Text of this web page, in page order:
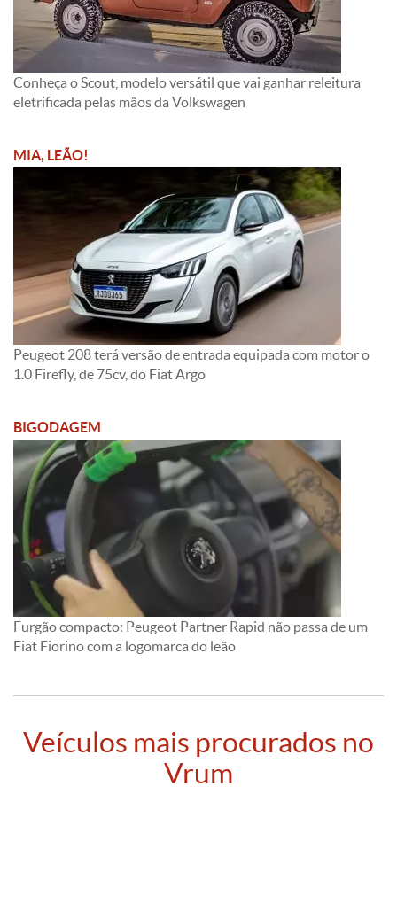
Conheça o Scout, modelo versátil que vai ganhar releitura
eletrificada pelas mãos da Volkswagen
MIA, LEÃO!
Peugeot 208 terá versão de entrada equipada com motor o
1.0 Firefly, de 75cv, do Fiat Argo
BIGODAGEM
Furgão compacto: Peugeot Partner Rapid não passa de um
Fiat Fiorino com a logomarca do leão
Veículos mais procurados no
Vrum